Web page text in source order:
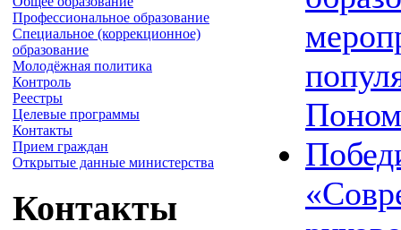
Профессиональное образование
Специальное (коррекционное)
образование
Молодёжная политика
Контроль
Реестры
Целевые программы
Контакты
Прием граждан
Открытые данные министерства
Контакты